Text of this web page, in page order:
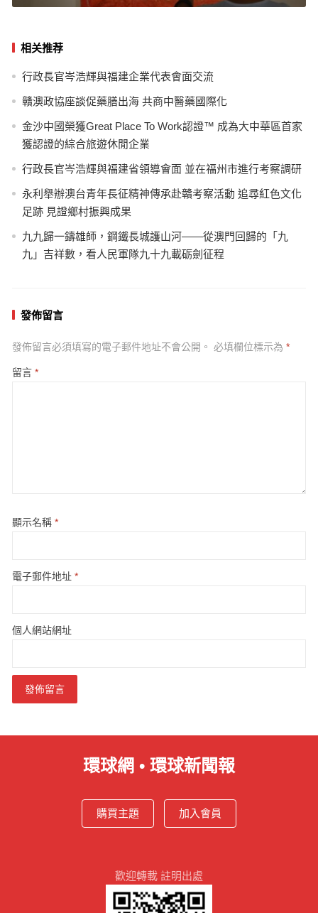
相关推荐
行政長官岑浩輝與福建企業代表會面交流
贛澳政協座談促藥膳出海 共商中醫藥國際化
金沙中國榮獲Great Place To Work認證™ 成為大中華區首家
獲認證的綜合旅遊休閒企業
行政長官岑浩輝與福建省領導會面 並在福州市進行考察調研
永利舉辦澳台青年長征精神傳承赴贛考察活動 追尋紅色文化
足跡 見證鄉村振興成果
九九歸一鑄雄師，鋼鐵長城護山河——從澳門回歸的「九
九」吉祥數，看人民軍隊九十九載砺劍征程
發佈留言
發佈留言必須填寫的電子郵件地址不會公開。 必填欄位標示為 *
留言 *
顯示名稱 *
電子郵件地址 *
個人網站網址
環球網 • 環球新聞報
購買主題 加入會員
歡迎轉載 註明出處